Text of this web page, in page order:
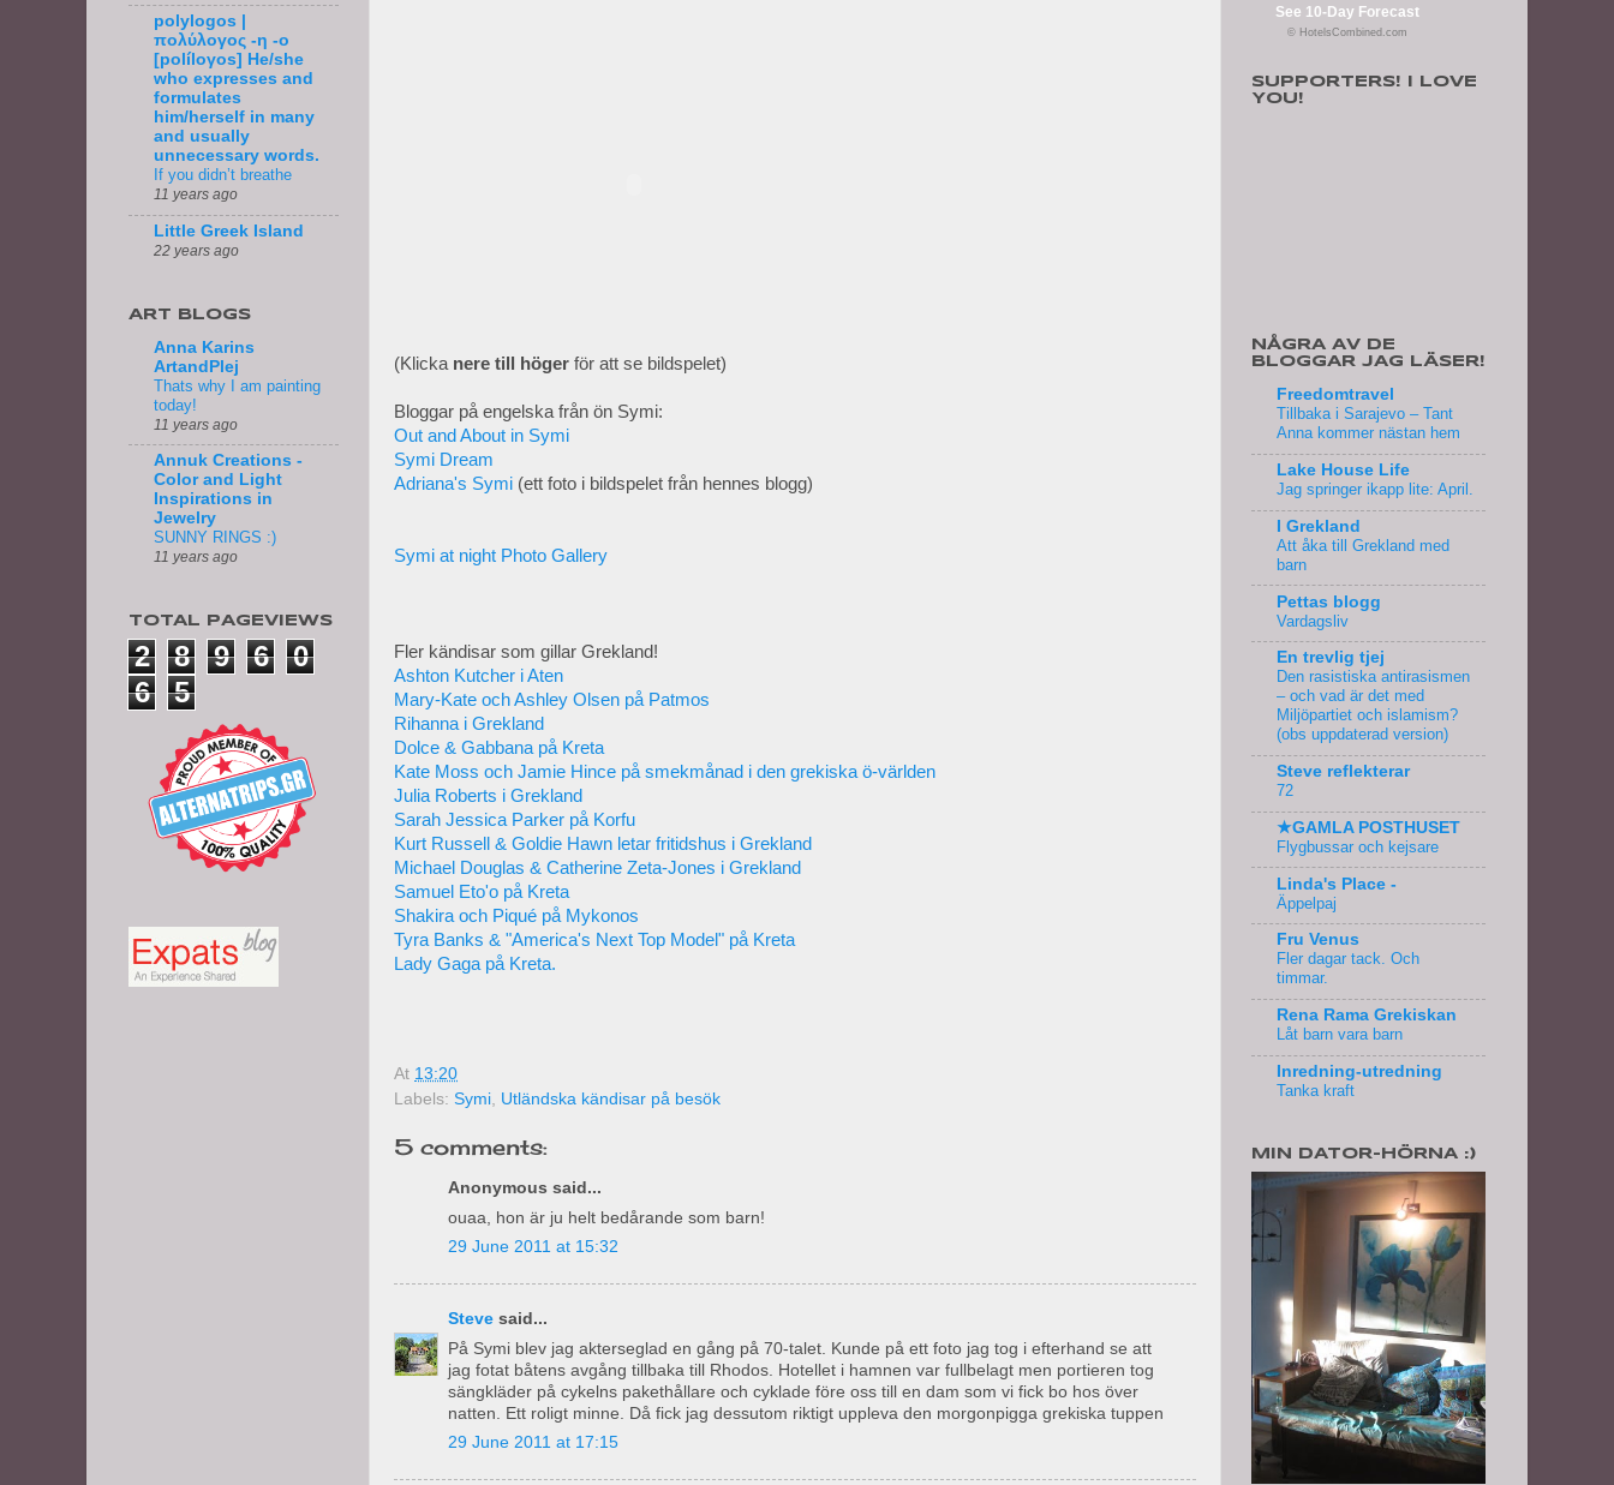
(Klicka nere till höger för att se bildspelet)
Bloggar på engelska från ön Symi:
Out and About in Symi
Symi Dream
Adriana's Symi (ett foto i bildspelet från hennes blogg)
Symi at night Photo Gallery
Fler kändisar som gillar Grekland!
Ashton Kutcher i Aten
Mary-Kate och Ashley Olsen på Patmos
Rihanna i Grekland
Dolce & Gabbana på Kreta
Kate Moss och Jamie Hince på smekmånad i den grekiska ö-världen
Julia Roberts i Grekland
Sarah Jessica Parker på Korfu
Kurt Russell & Goldie Hawn letar fritidshus i Grekland
Michael Douglas & Catherine Zeta-Jones i Grekland
Samuel Eto'o på Kreta
Shakira och Piqué på Mykonos
Tyra Banks & "America's Next Top Model" på Kreta
Lady Gaga på Kreta.
At 13:20
Labels: Symi, Utländska kändisar på besök
5 comments:
Anonymous said...
ouaa, hon är ju helt bedårande som barn!
29 June 2011 at 15:32
Steve said...
På Symi blev jag akterseglad en gång på 70-talet. Kunde på ett foto jag tog i efterhand se att
jag fotat båtens avgång tillbaka till Rhodos. Hotellet i hamnen var fullbelagt men portieren tog
sängkläder på cykelns pakethållare och cyklade före oss till en dam som vi fick bo hos över
natten. Ett roligt minne. Då fick jag dessutom riktigt uppleva den morgonpigga grekiska tuppen
29 June 2011 at 17:15
polylogos |
πολύλογος -η -ο
[políloγos] He/she
who expresses and
formulates
him/herself in many
and usually
unnecessary words.
If you didn’t breathe
11 years ago
Little Greek Island
22 years ago
ART BLOGS
Anna Karins
ArtandPlej
Thats why I am painting
today!
11 years ago
Annuk Creations -
Color and Light
Inspirations in
Jewelry
SUNNY RINGS :)
11 years ago
TOTAL PAGEVIEWS
2 8 9 6
0
6
5
See 10-Day Forecast
© HotelsCombined.com
SUPPORTERS! I LOVE
YOU!
NÅGRA AV DE
BLOGGAR JAG LÄSER!
Freedomtravel
Tillbaka i Sarajevo – Tant
Anna kommer nästan hem
Lake House Life
Jag springer ikapp lite: April.
I Grekland
Att åka till Grekland med
barn
Pettas blogg
Vardagsliv
En trevlig tjej
Den rasistiska antirasismen
– och vad är det med
Miljöpartiet och islamism?
(obs uppdaterad version)
Steve reflekterar
72
★GAMLA POSTHUSET
Flygbussar och kejsare
Linda's Place -
Äppelpaj
Fru Venus
Fler dagar tack. Och
timmar.
Rena Rama Grekiskan
Låt barn vara barn
Inredning-utredning
Tanka kraft
MIN DATOR-HÖRNA :)